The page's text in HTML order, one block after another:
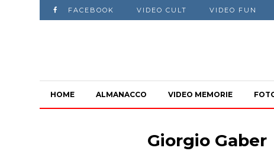
FACEBOOK VIDEO CULT VIDEO FUN
HOME ALMANACCO VIDEO MEMORIE
Giorgio Gaber